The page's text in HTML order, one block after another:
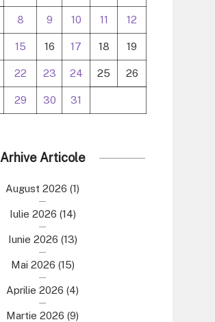
8 9 10 11 12
15 16 17 18 19
22 23 24 25 26
29 30 31
Arhive Articole
August 2026 (1)
Iulie 2026 (14)
Iunie 2026 (13)
Mai 2026 (15)
Aprilie 2026 (4)
Martie 2026 (9)